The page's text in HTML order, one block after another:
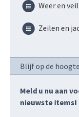
Weer en
Zeilen en
Blijf op de hoogte
Meld u nu aan
nieuwste items!